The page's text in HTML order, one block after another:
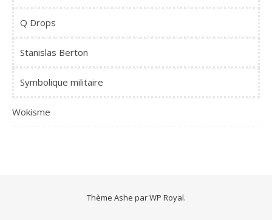
Q Drops
Stanislas Berton
Symbolique militaire
Wokisme
Thème Ashe parWP Royal.